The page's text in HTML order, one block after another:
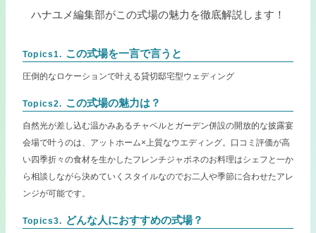
ハナユメ編集部がこの式場の魅力を徹底解説します！
Topics1. この式場を一言で言うと
圧倒的なロケーションで叶える貸切邸宅型ウェディング
Topics2. この式場の魅力は？
自然光が差し込む温かみあるチャペルとガーデン併設の開放的な披露宴
会場で叶うのは、アットホーム×上質なウエディング。口コミ評価が高
い四季折々の食材を生かしたフレンチジャポネのお料理はシェフと一か
ら相談しながら決めていくスタイルなのでお二人や季節に合わせたアレ
ンジが可能です。
Topics3. どんな人におすすめの式場？